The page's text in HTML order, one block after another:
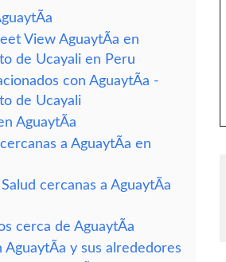
View AguaytÃ­a en
de Ucayali en Peru
con AguaytÃ­a -
de Ucayali
AguaytÃ­a
a AguaytÃ­a en
cercanas a AguaytÃ­a
cerca de AguaytÃ­a
AguaytÃ­a y sus alrededores